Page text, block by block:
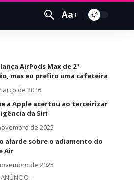
Aa
AirPods Max de 2ª
mas eu prefiro uma cafeteira
de 2026
a Apple acertou ao terceirizar
da Siri
de 2025
alarde sobre o adiamento do
Air
de 2025
-